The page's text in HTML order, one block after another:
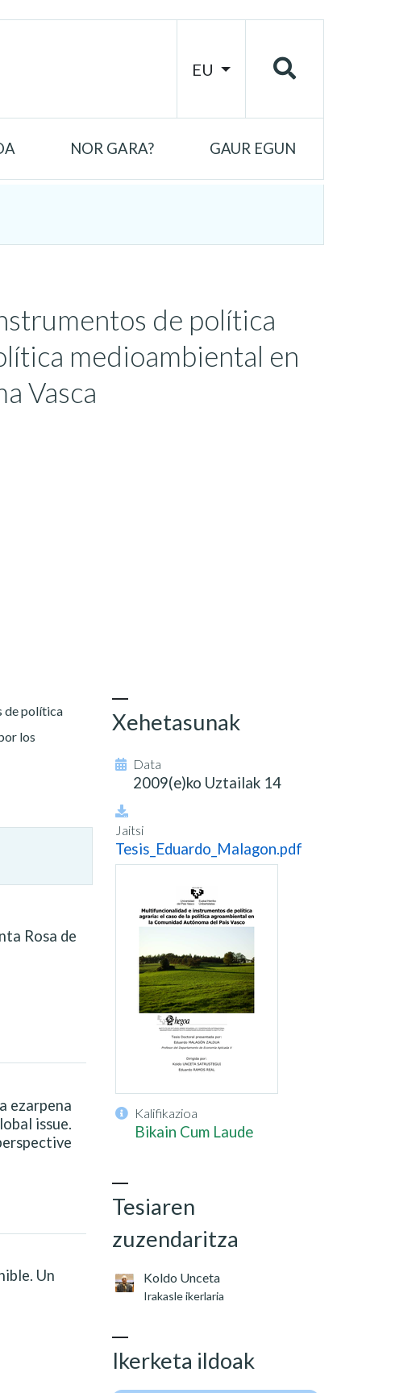
EU
NOR GARA? GAUR EGUN
de política
medioambiental en
Vasca
de política
los
Rosa de
ezarpena
issue.
Un
Xehetasunak
Data
2009(e)ko Uztailak 14
Jaitsi
Tesis_Eduardo_Malagon.pdf
Kalifikazioa
Bikain Cum Laude
Tesiaren
zuzendaritza
Koldo Unceta
Irakasle ikerlaria
Ikerketa ildoak